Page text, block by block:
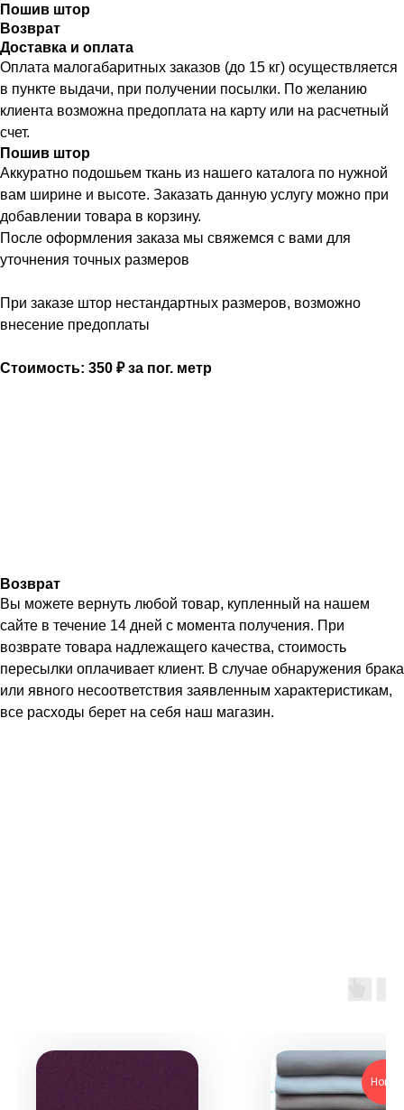
Пошив штор
Возврат
Доставка и оплата
Оплата малогабаритных заказов (до 15 кг) осуществляется
в пункте выдачи, при получении посылки. По желанию
клиента возможна предоплата на карту или на расчетный
счет.
Пошив штор
Аккуратно подошьем ткань из нашего каталога по нужной
вам ширине и высоте. Заказать данную услугу можно при
добавлении товара в корзину.
После оформления заказа мы свяжемся с вами для
уточнения точных размеров
При заказе штор нестандартных размеров, возможно
внесение предоплаты
Стоимость: 350 ₽ за пог. метр
Возврат
Вы можете вернуть любой товар, купленный на нашем
сайте в течение 14 дней с момента получения. При
возврате товара надлежащего качества, стоимость
пересылки оплачивает клиент. В случае обнаружения брака
или явного несоответствия заявленным характеристикам,
все расходы берет на себя наш магазин.